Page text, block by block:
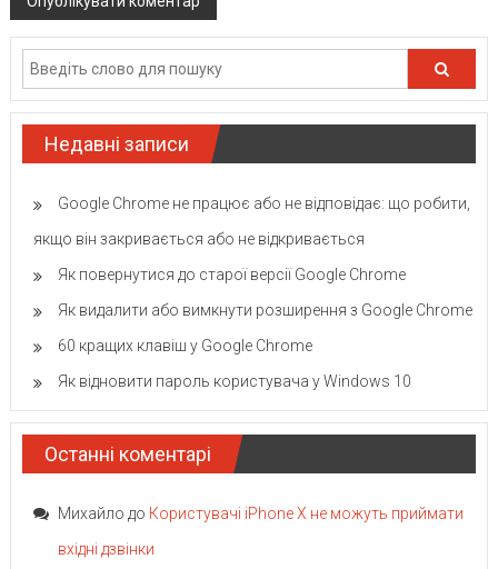
Недавні записи
Google Chrome не працює або не відповідає: що робити,
якщо він закривається або не відкривається
Як повернутися до старої версії Google Chrome
Як видалити або вимкнути розширення з Google Chrome
60 кращих клавіш у Google Chrome
Як відновити пароль користувача у Windows 10
Останні коментарі
Михайло до Користувачі iPhone X не можуть приймати
вхідні дзвінки